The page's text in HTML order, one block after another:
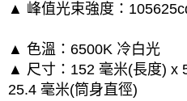
▲ 峰值光束強度：
▲ 色溫：6500K 冷白光
▲ 尺寸：152 毫米(長度) x
25.4 毫米(筒身直徑)